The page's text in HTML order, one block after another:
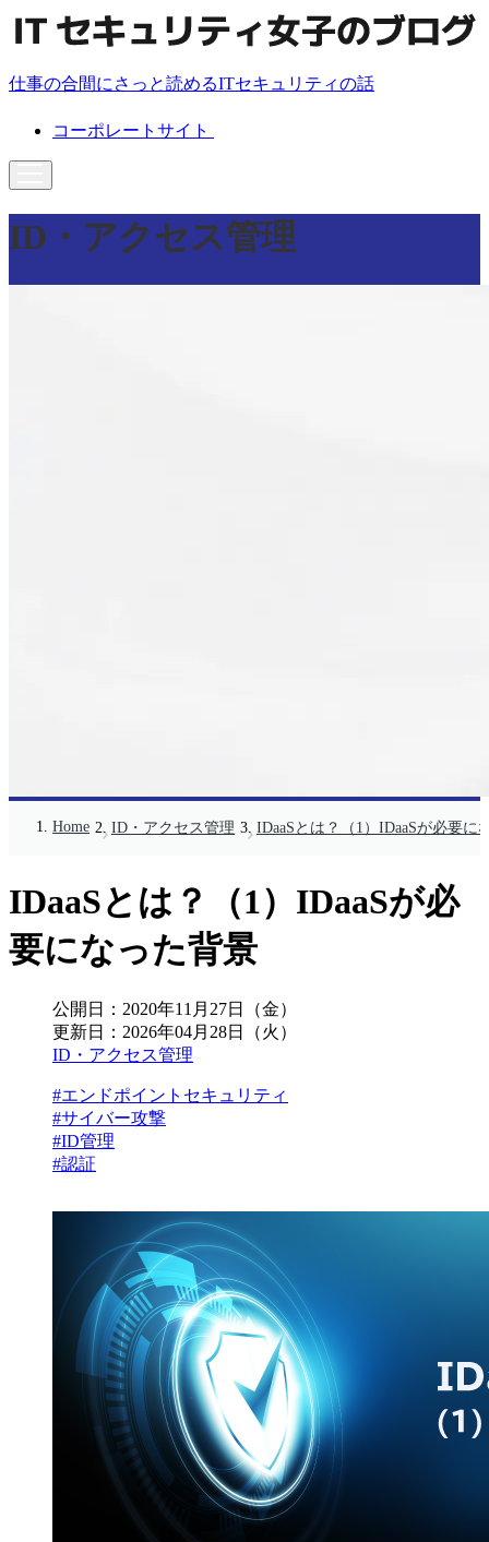
仕事の合間にさっと読めるITセキュリティの話
コーポレートサイト
ID・アクセス管理
Home ID・アクセス管理 IDaaSとは？（1）IDaaSが必要に
IDaaSとは？（1）IDaaSが必
要になった背景
公開日： 2020年11月27日（金）
更新日： 2026年04月28日（火）
ID・アクセス管理
#エンドポイントセキュリティ
#サイバー攻撃
#ID管理
#認証